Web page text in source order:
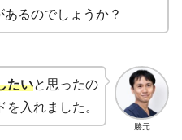
るのでしょうか？
勝元
たいと思ったの
入れました。